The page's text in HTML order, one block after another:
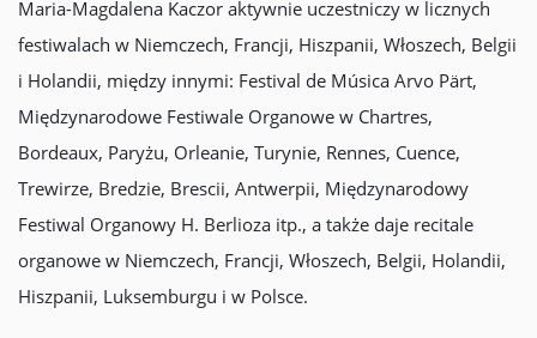
Maria-Magdalena Kaczor aktywnie uczestniczy w licznych
festiwalach w Niemczech, Francji, Hiszpanii, Włoszech, Belgii
i Holandii, między innymi: Festival de Música Arvo Pärt,
Międzynarodowe Festiwale Organowe w Chartres,
Bordeaux, Paryżu, Orleanie, Turynie, Rennes, Cuence,
Trewirze, Bredzie, Brescii, Antwerpii, Międzynarodowy
Festiwal Organowy H. Berlioza itp., a także daje recitale
organowe w Niemczech, Francji, Włoszech, Belgii, Holandii,
Hiszpanii, Luksemburgu i w Polsce.